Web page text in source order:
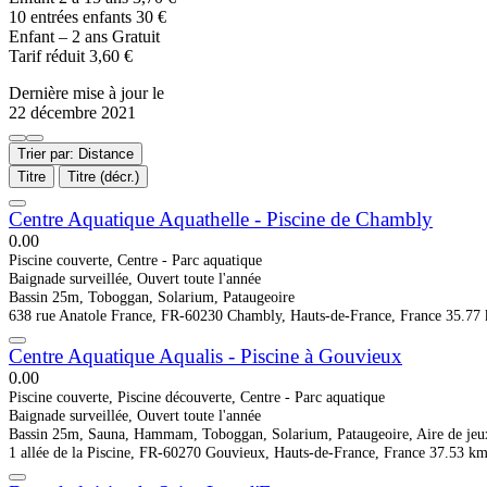
10 entrées enfants 30 €
Enfant – 2 ans Gratuit
Tarif réduit 3,60 €
Dernière mise à jour le
22 décembre 2021
Trier par: Distance
Titre
Titre (décr.)
Centre Aquatique Aquathelle - Piscine de Chambly
0.00
Piscine couverte, Centre - Parc aquatique
Baignade surveillée, Ouvert toute l'année
Bassin 25m, Toboggan, Solarium, Pataugeoire
638 rue Anatole France, FR-60230 Chambly, Hauts-de-France, France 35.77
Centre Aquatique Aqualis - Piscine à Gouvieux
0.00
Piscine couverte, Piscine découverte, Centre - Parc aquatique
Baignade surveillée, Ouvert toute l'année
Bassin 25m, Sauna, Hammam, Toboggan, Solarium, Pataugeoire, Aire de
1 allée de la Piscine, FR-60270 Gouvieux, Hauts-de-France, France 37.53 km